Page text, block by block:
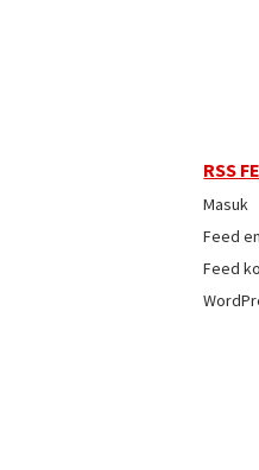
RSS
Masuk
Feed
Feed